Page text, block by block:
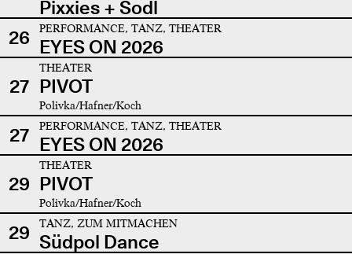
Pixxies + Sodl
26
PERFORMANCE, TANZ, THEATER
EYES ON 2026
27
THEATER
PIVOT
Polivka/Hafner/Koch
27 PERFORMANCE, TANZ, THEATER
EYES ON 2026
29
THEATER
PIVOT
Polivka/Hafner/Koch
29 TANZ, ZUM MITMACHEN
Südpol Dance